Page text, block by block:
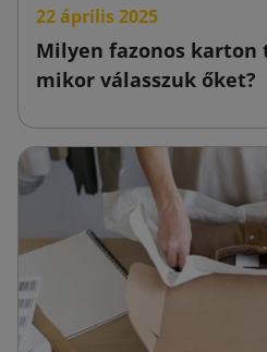
22 április 2025
Milyen fazonos karton
mikor válasszuk őket?